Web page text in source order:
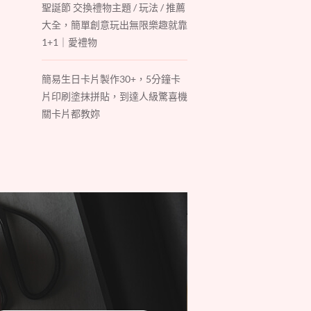
聖誕節 交換禮物主題 / 玩法 / 推薦
大全，簡單創意玩出無限樂趣就靠
1+1｜愛禮物
簡易生日卡片製作30+，5分鐘卡
片印刷塗抹拼貼，到達人級驚喜機
關卡片都教妳